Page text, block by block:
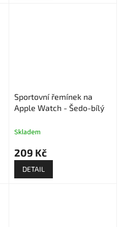
Sportovní řemínek na
Apple Watch - Šedo-bílý
Skladem
209 Kč
DETAIL